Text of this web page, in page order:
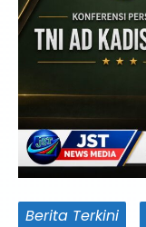
Berita Terkini